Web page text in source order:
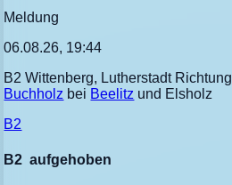
Meldung
06.08.26, 19:44
B2 Wittenberg, Lutherstadt Richtung
Buchholz bei Beelitz und Elsholz
B2
B2 aufgehoben